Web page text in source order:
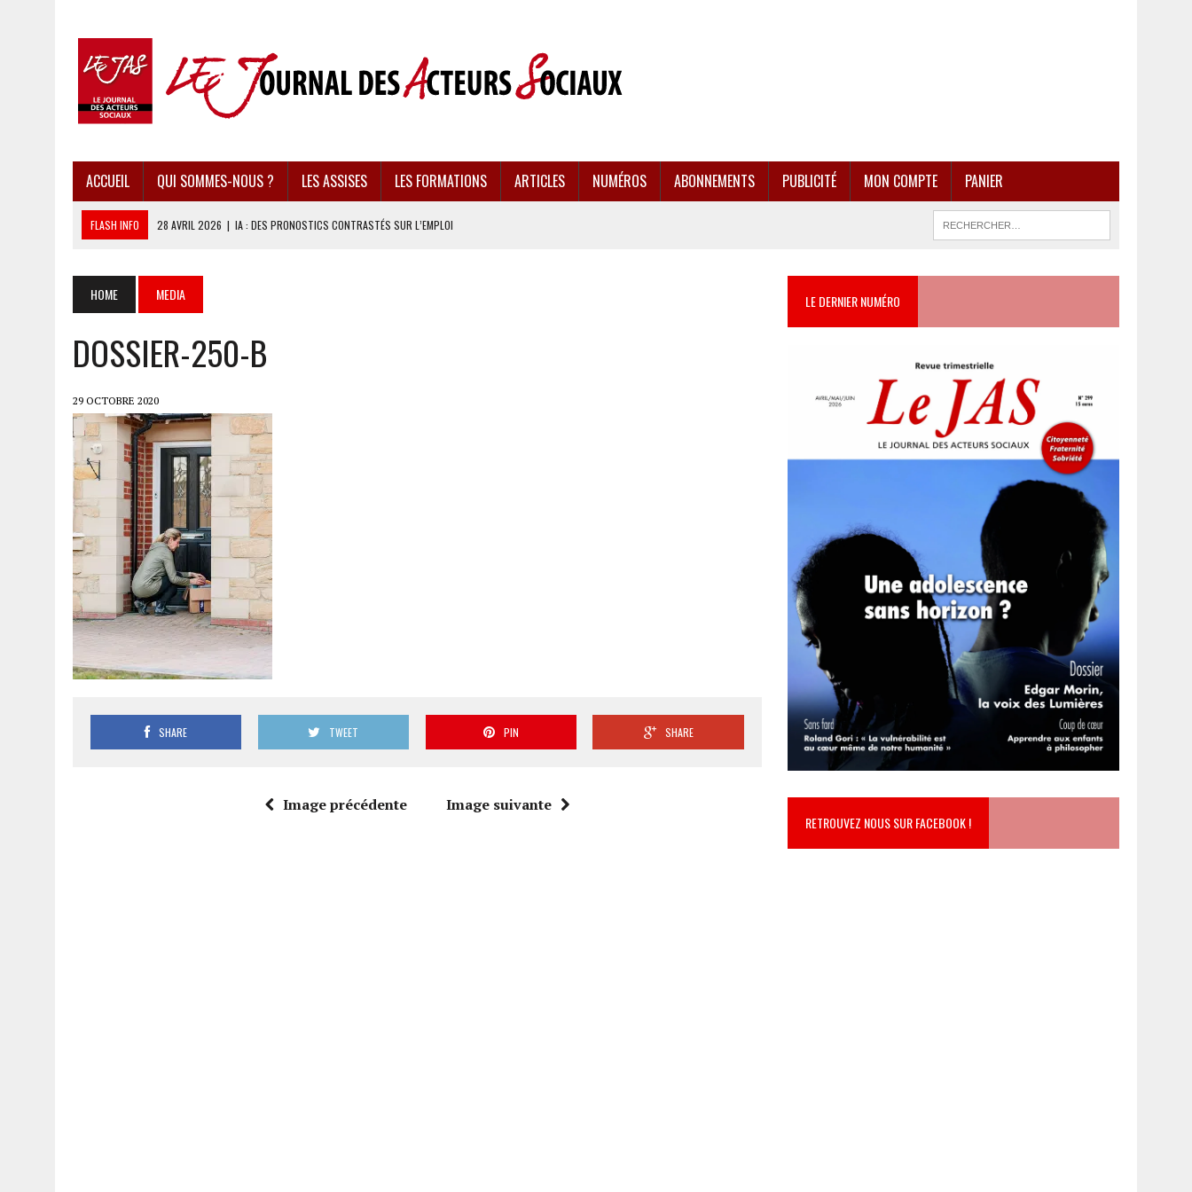
ACCUEIL QUI SOMMES-NOUS ? LES ASSISES LES FORMATIONS ARTICLES NUMÉROS ABONNEMENTS PUBLICITÉ MON COMPTE PANIER
FLASH INFO 28 AVRIL 2026 | IA : DES PRONOSTICS CONTRASTÉS SUR L’EMPLOI
28 AVRIL 2026 | PRESSE D’INFORMATION : UNE ÉCONOMIE DANGEREUSEMENT FRAGILISÉE
28 AVRIL 2026 | CARAÏBES : LES RÉCIFS CORALLIENS AU BORD DE L’EFFONDREMENT
HOME MEDIA
DOSSIER-250-B
29 OCTOBRE 2020
SHARE TWEET PIN SHARE
Image précédente Image suivante
LE DERNIER NUMÉRO
RETROUVEZ NOUS SUR FACEBOOK !